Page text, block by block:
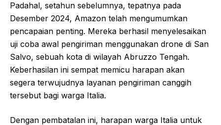
Padahal, setahun sebelumnya, tepatnya pada
Desember 2024, Amazon telah mengumumkan
pencapaian penting. Mereka berhasil menyelesaikan
uji coba awal pengiriman menggunakan drone di San
Salvo, sebuah kota di wilayah Abruzzo Tengah.
Keberhasilan ini sempat memicu harapan akan
segera terwujudnya layanan pengiriman canggih
tersebut bagi warga Italia.
Dengan pembatalan ini, harapan warga Italia untuk